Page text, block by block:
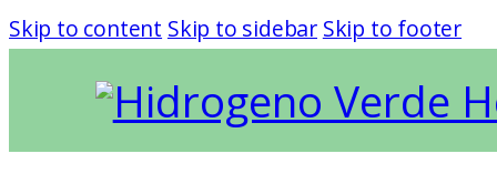
Skip to content Skip to sidebar Skip to footer